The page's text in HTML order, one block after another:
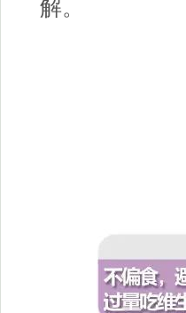
解。